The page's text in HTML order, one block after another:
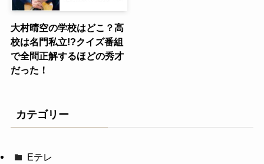
大村晴空の学校はどこ？高
校は名門私立!?クイズ番組
で全問正解するほどの秀才
だった！
カテゴリー
Eテレ